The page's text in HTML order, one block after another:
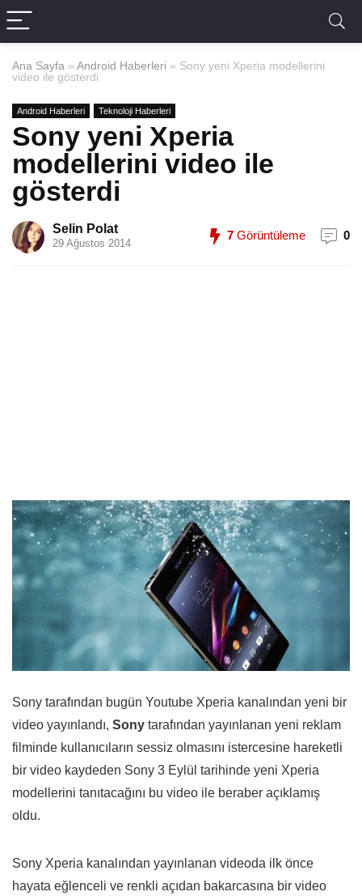
Ana Sayfa » Android Haberleri » Sony yeni Xperia modellerini
video ile gösterdi
Android Haberleri Teknoloji Haberleri
Sony yeni Xperia
modellerini video ile
gösterdi
Selin Polat
29 Ağustos 2014
7 Görüntüleme 0
Sony tarafından bugün Youtube Xperia kanalından yeni bir
video yayınlandı, Sony tarafından yayınlanan yeni reklam
filminde kullanıcıların sessiz olmasını istercesine hareketli
bir video kaydeden Sony 3 Eylül tarihinde yeni Xperia
modellerini tanıtacağını bu video ile beraber açıklamış
oldu.
Sony Xperia kanalından yayınlanan videoda ilk önce
hayata eğlenceli ve renkli açıdan bakarcasına bir video